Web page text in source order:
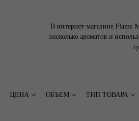
В интернет-магазине Flame
несколько ароматов и
ЦЕНА ОБЪЕМ ТИП ТОВАРА